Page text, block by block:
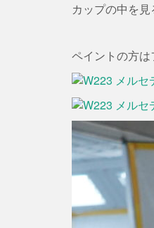
カップの中を
ペイントの方